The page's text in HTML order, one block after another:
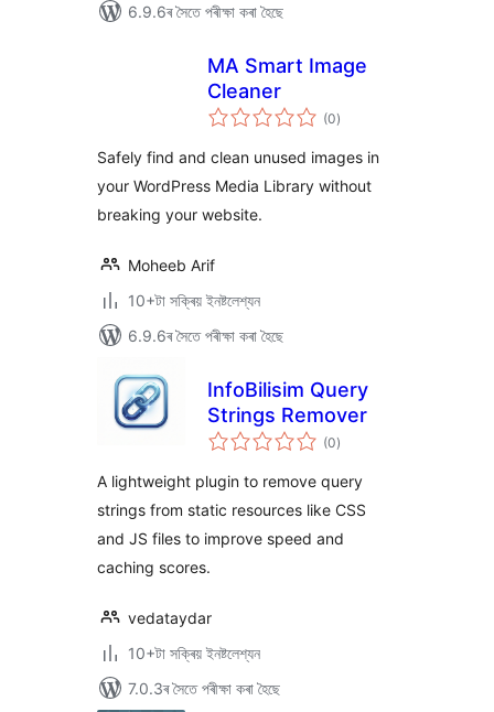
6.9.6ৰ সৈতে পৰীক্ষা কৰা হৈছে
MA Smart Image
Cleaner
(0টা
মুঠ)
Safely find and clean unused images in
your WordPress Media Library without
breaking your website.
Moheeb Arif
10+টা সক্ৰিয় ইনষ্টলেশ্যন
6.9.6ৰ সৈতে পৰীক্ষা কৰা হৈছে
InfoBilisim Query
Strings Remover
(0টা
মুঠ)
A lightweight plugin to remove query
strings from static resources like CSS
and JS files to improve speed and
caching scores.
vedataydar
10+টা সক্ৰিয় ইনষ্টলেশ্যন
7.0.3ৰ সৈতে পৰীক্ষা কৰা হৈছে